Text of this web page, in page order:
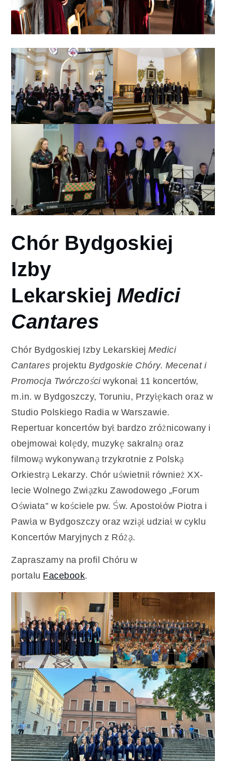
Chór Bydgoskiej
Izby
Lekarskiej Medici
Cantares
Chór Bydgoskiej Izby LekarskiejMedici
Cantares projektuBydgoskie Chóry. Mecenat i
Promocja Twórczościwykonał 11 koncertów,
m.in. w Bydgoszczy, Toruniu, Przyłękach oraz w
Studio Polskiego Radia w Warszawie.
Repertuar koncertów był bardzo zróżnicowany i
obejmował kolędy, muzykę sakralną oraz
filmową wykonywaną trzykrotnie z Polską
Orkiestrą Lekarzy. Chór uświetnił również XX-
lecie Wolnego Związku Zawodowego „Forum
Oświata” w kościele pw. Św. Apostołów Piotra i
Pawła w Bydgoszczy oraz wziął udział w cyklu
Koncertów Maryjnych z Różą.
Zapraszamy na profil Chóru w
portalu Facebook.